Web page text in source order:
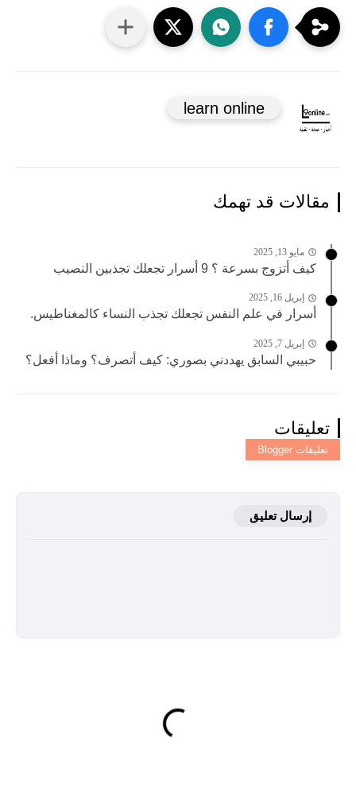
learn online
مقالات قد تهمك
مايو 13, 2025
كيف أتزوج بسرعة ؟ 9 أسرار تجعلك تجذبين النصيب
إبريل 16, 2025
أسرار في علم النفس تجعلك تجذب النساء كالمغناطيس.
إبريل 7, 2025
حبيبي السابق يهددني بصوري: كيف أتصرف؟ وماذا أفعل؟
تعليقات
إرسال تعليق